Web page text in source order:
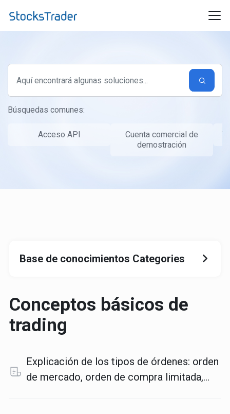
Búsquedas comunes:
Acceso API
Cuenta comercial de
demostración
Base de conocimientos Categories
Conceptos básicos de
trading
Explicación de los tipos de órdenes: orden
de mercado, orden de compra limitada,